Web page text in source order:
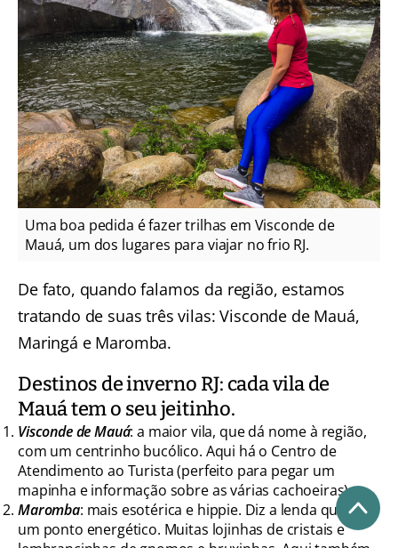
Uma boa pedida é fazer trilhas em Visconde de
Mauá, um dos lugares para viajar no frio RJ.
De fato, quando falamos da região, estamos
tratando de suas três vilas: Visconde de Mauá,
Maringá e Maromba.
Destinos de inverno RJ: cada vila de
Mauá tem o seu jeitinho.
Visconde de Mauá: a maior vila, que dá nome à região,
com um centrinho bucólico. Aqui há o Centro de
Atendimento ao Turista (perfeito para pegar um
mapinha e informação sobre as várias cachoeiras).
Maromba: mais esotérica e hippie. Diz a lenda que é
um ponto energético. Muitas lojinhas de cristais e